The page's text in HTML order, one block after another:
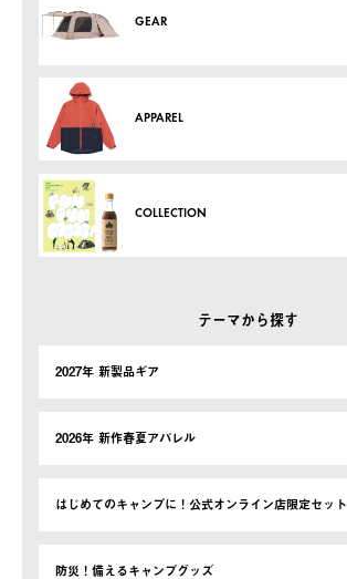
GEAR
APPAREL
COLLECTION
テーマから探す
2027年 新製品ギア
2026年 新作春夏アパレル
はじめてのキャンプに！公式オンライン店限定セット
防災！備えるキャンプグッズ